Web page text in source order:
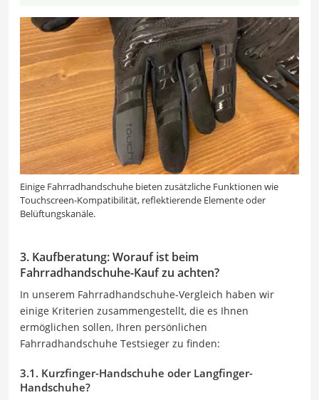
Einige Fahrradhandschuhe bieten zusätzliche Funktionen wie
Touchscreen-Kompatibilität, reflektierende Elemente oder
Belüftungskanäle.
3. Kaufberatung: Worauf ist beim
Fahrradhandschuhe-Kauf zu achten?
In unserem Fahrradhandschuhe-Vergleich haben wir
einige Kriterien zusammengestellt, die es Ihnen
ermöglichen sollen, Ihren persönlichen
Fahrradhandschuhe Testsieger zu finden:
3.1. Kurzfinger-Handschuhe oder Langfinger-
Handschuhe?